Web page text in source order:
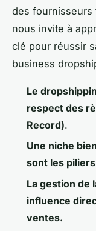
des fournisseurs
nous invite à
clé pour réussir
business
Le
respect des
Record).
Une niche
sont les
La gestion de
influence
ventes.